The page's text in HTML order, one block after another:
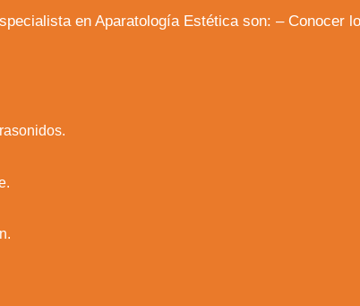
en Aparatología Estética son: – Conocer